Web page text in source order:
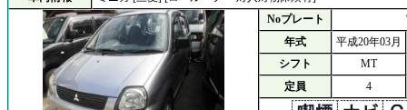
Noプレート
年式
平成20年03月
シフト
MT
定員
4